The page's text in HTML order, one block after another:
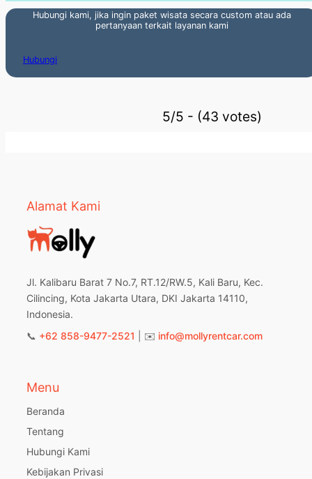
Hubungi kami, jika ingin paket wisata secara custom atau ada
pertanyaan terkait layanan kami
Hubungi
5/5 - (43 votes)
Alamat Kami
Jl. Kalibaru Barat 7 No.7, RT.12/RW.5, Kali Baru, Kec.
Cilincing, Kota Jakarta Utara, DKI Jakarta 14110,
Indonesia.
📞 +62 858-9477-2521 | ✉️ info@mollyrentcar.com
Menu
Beranda
Tentang
Hubungi Kami
Kebijakan Privasi